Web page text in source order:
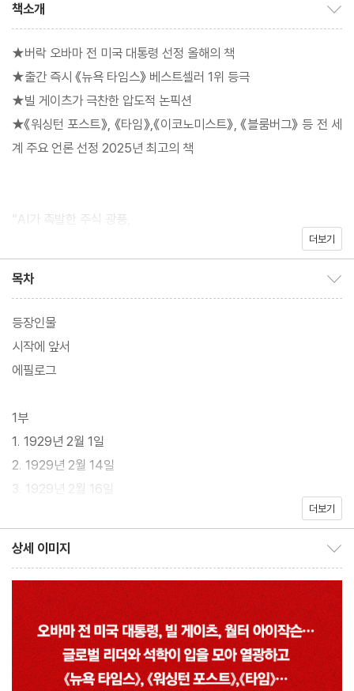
책소개
★버락 오바마 전 미국 대통령 선정 올해의 책
★출간 즉시 《뉴욕 타임스》 베스트셀러 1위 등극
★빌 게이츠가 극찬한 압도적 논픽션
★《워싱턴 포스트》, 《타임》,《이코노미스트》, 《블룸버그》 등 전 세
계 주요 언론 선정 2025년 최고의 책
“AI가 촉발한 주식 광풍,
100년 전 기록에서 현대 금융 위기를 돌파할 청사진을 발견하다
주가가 폭등한다. 새로운 기술 혁신이 세상을 바꿀 것이라는 낙관론
이 거리 곳곳에 넘실거린다. 평범한 월급쟁이부터 자영업자까지 모
일까? 아니다. 1929년 10월, 대폭락 직전의 월스트리트다. 100년
전 사람들은 인류의 소통 방식을 바꿀 ‘라디오’라는 신기술에 열광하
며 과감한 투자를 단행했다. “이번에는 다르다”는 맹신이 지배하던
그 시기의 광기는 오늘날 우리 모습과 소름 끼치도록 닮아 있다. 전
세계가 경악 속에 지켜본 1929년 대폭락은 단순히 주식시장의 붕괴
를 넘어, 한 세대의 운명을 바꾼 대공황의 서막이었다.
현대 금융계의 내밀한 권력과 욕망을 파헤치는 데 탁월한 능력을 지
글로벌 금융 위기를 다룬 『대마불사』 이후 16년 만에 한층 도발적이
고 섬뜩한 질문을 들고 돌아왔다. “100년 전 라디오가 약속했던 풍
요는 왜 파산의 기록이 되었으며, 오늘날 AI가 약속하는 유토피아는
그 비극을 피해갈 수 있는가?”
더보기
목차
등장인물
시작에 앞서
에필로그
1부
1. 1929년 2월 1일
2. 1929년 2월 14일
3. 1929년 2월 16일
6. 1929년 3월 26일
7. 1929년 3월 29일
8. 1929년 4월 5일
9. 1929년 4월 8일
10. 1929년 4월 12일
11. 1929년 4월 14일
더보기
상세 이미지